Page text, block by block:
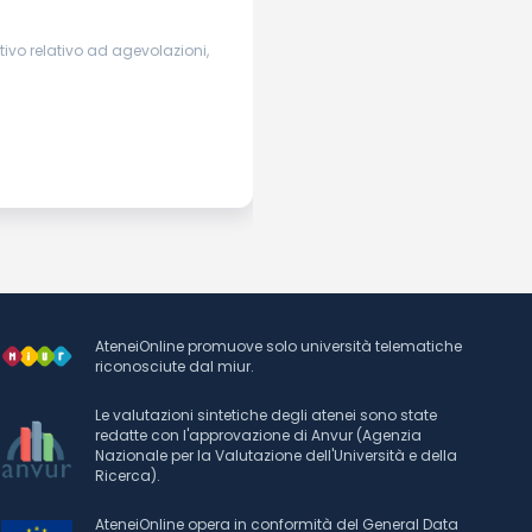
relativo ad agevolazioni,
AteneiOnline promuove solo università telematiche
riconosciute dal miur.
Le valutazioni sintetiche degli atenei sono state
redatte con l'approvazione di Anvur (Agenzia
Nazionale per la Valutazione dell'Università e della
Ricerca).
AteneiOnline opera in conformità del General Data